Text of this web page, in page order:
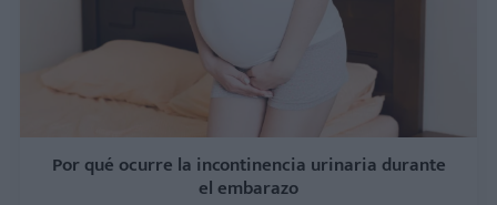
Por qué ocurre la incontinencia urinaria durante
el embarazo